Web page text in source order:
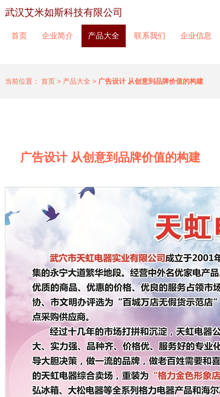
武汉艾米如斯科技有限公司
首页 企业简介 产品大全 联系我们 企业信息
当前位置： 首页 > 产品大全 > 广告设计 从创意到品牌价值的构建
广告设计 从创意到品牌价值的构建